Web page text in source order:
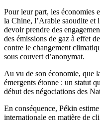
Pour leur part, les économies
la Chine, l’Arabie saoudite et
devoir prendre des
des émissions de gaz à effet
contre le changement
sous couvert d’anonymat.
Au vu de son économie, que
émergents étonne : un statut
début des négociations des
En conséquence, Pékin
internationale en matière de